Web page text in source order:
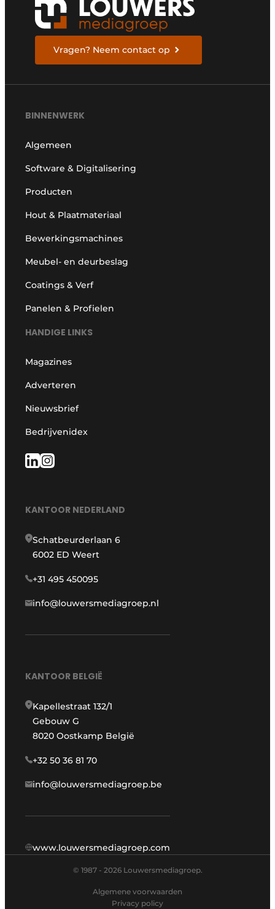
Vragen? Neem contact op
BINNENWERK
Algemeen
Software & Digitalisering
Producten
Hout & Plaatmateriaal
Bewerkingsmachines
Meubel- en deurbeslag
Coatings & Verf
Panelen & Profielen
HANDIGE LINKS
Magazines
Adverteren
Nieuwsbrief
Bedrijvenidex
KANTOOR NEDERLAND
Schatbeurderlaan 6
6002 ED Weert
+31 495 450095
info@louwersmediagroep.nl
KANTOOR BELGIË
Kapellestraat 132/1
Gebouw G
8020 Oostkamp België
+32 50 36 81 70
info@louwersmediagroep.be
www.louwersmediagroep.com
© 1987 - 2026 Louwersmediagroep.
Algemene voorwaarden
Privacy policy